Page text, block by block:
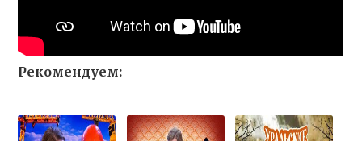
Рекомендуем: